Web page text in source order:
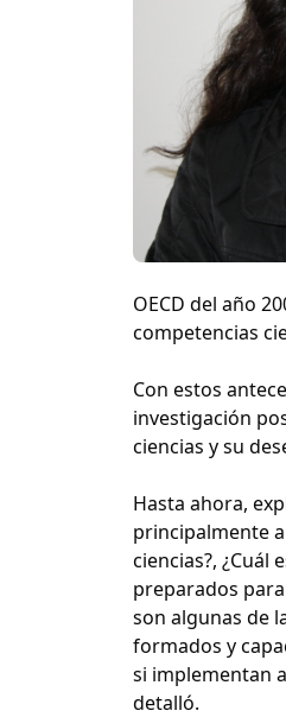
OECD del año
competencias
Con estos
investigación
ciencias y su
Hasta ahora,
principalmente
ciencias?, ¿Cuál
preparados
son algunas de
formados y
si implementan
detalló.